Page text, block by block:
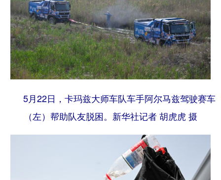
5月22日，卡玛兹大师车队车手阿尔马兹驾驶赛车
（左）帮助队友脱困。 新华社记者 胡虎虎 摄